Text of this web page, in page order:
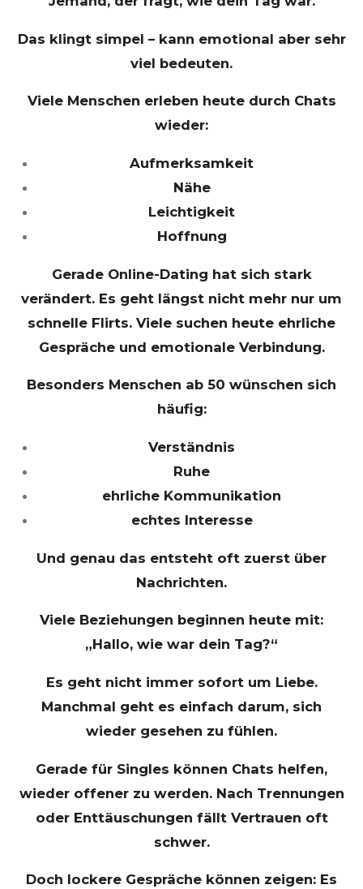
Das klingt simpel – kann emotional aber sehr
viel bedeuten.
Viele Menschen erleben heute durch Chats
wieder:
Aufmerksamkeit
Nähe
Leichtigkeit
Hoffnung
Gerade Online-Dating hat sich stark
verändert. Es geht längst nicht mehr nur um
schnelle Flirts. Viele suchen heute ehrliche
Gespräche und emotionale Verbindung.
Besonders Menschen ab 50 wünschen sich
häufig:
Verständnis
Ruhe
ehrliche Kommunikation
echtes Interesse
Und genau das entsteht oft zuerst über
Nachrichten.
Viele Beziehungen beginnen heute mit:
„Hallo, wie war dein Tag?“
Es geht nicht immer sofort um Liebe.
Manchmal geht es einfach darum, sich
wieder gesehen zu fühlen.
Gerade für Singles können Chats helfen,
wieder offener zu werden. Nach Trennungen
oder Enttäuschungen fällt Vertrauen oft
schwer.
Doch lockere Gespräche können zeigen: Es